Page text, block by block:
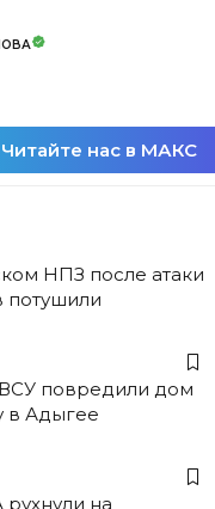
Читайте нас в МАКС
НПЗ после атаки
потушили
повредили дом
в Адыгее
на